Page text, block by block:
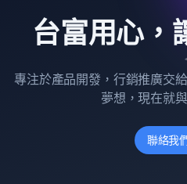
台富用心，
專注於產品開發，行銷推廣交
夢想，現在就
聯絡我